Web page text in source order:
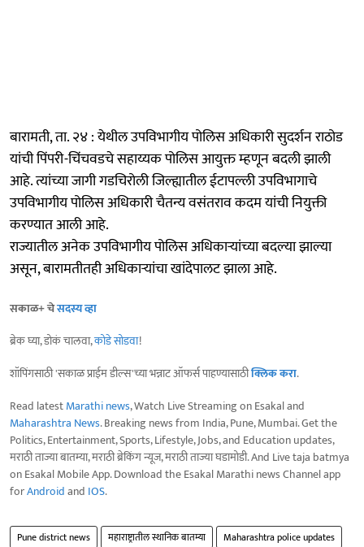
बारामती, ता. २४ : येथील उपविभागीय पोलिस अधिकारी सुदर्शन राठोड
यांची पिंपरी-चिंचवडचे सहाय्यक पोलिस आयुक्त म्हणून बदली झाली
आहे. त्यांच्या जागी गडचिरोली जिल्ह्यातील ईटापल्ली उपविभागाचे
उपविभागीय पोलिस अधिकारी चैतन्य वसंतराव कदम यांची नियुक्ती
करण्यात आली आहे.
राज्यातील अनेक उपविभागीय पोलिस अधिकाऱ्यांच्या बदल्या झाल्या
असून, बारामतीतही अधिकाऱ्यांचा खांदेपालट झाला आहे.
सकाळ+ चेसदस्य व्हा
ब्रेक घ्या, डोकं चालवा,कोडे सोडवा!
शॉपिंगसाठी 'सकाळ प्राईम डील्स'च्या भन्नाट ऑफर्स पाहण्यासाठीक्लिक करा.
Read latestMarathi news, Watch Live Streaming on Esakal and
Maharashtra News. Breaking news from India, Pune, Mumbai. Get the
Politics, Entertainment, Sports, Lifestyle, Jobs, and Education updates,
मराठी ताज्या बातम्या, मराठी ब्रेकिंग न्यूज, मराठी ताज्या घडामोडी. And Live taja batmya
on Esakal Mobile App. Download the Esakal Marathi news Channel app
forAndroidand IOS.
Pune district news महाराष्ट्रातील स्थानिक बातम्या
Maharashtra police updates